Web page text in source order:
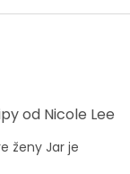
od Nicole Lee
ženy Jar je